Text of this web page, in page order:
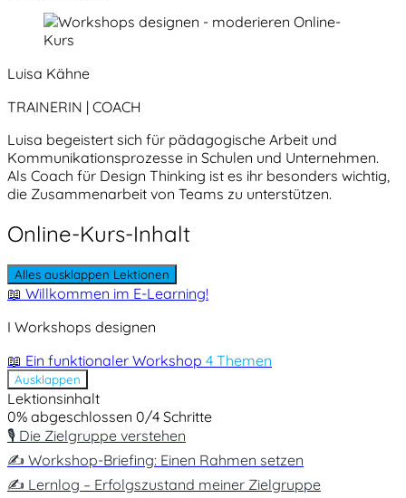
Luisa Kähne
TRAINERIN | COACH
Luisa begeistert sich für pädagogische Arbeit und
Kommunikationsprozesse in Schulen und Unternehmen.
Als Coach für Design Thinking ist es ihr besonders wichtig,
die Zusammenarbeit von Teams zu unterstützen.
Online-Kurs-Inhalt
Alles ausklappen Lektionen
📖 Willkommen im E-Learning!
I Workshops designen
📖 Ein funktionaler Workshop 4 Themen
Ausklappen
Lektionsinhalt
0% abgeschlossen 0/4 Schritte
🎙️ Die Zielgruppe verstehen
✍️ Workshop-Briefing: Einen Rahmen setzen
✍️ Lernlog – Erfolgszustand meiner Zielgruppe